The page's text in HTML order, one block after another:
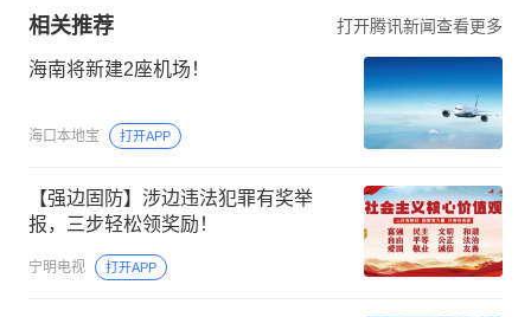
相关推荐 打开腾讯新闻查看更多
海南将新建2座机场！
海口本地宝 打开APP
【强边固防】涉边违法犯罪有奖举
报，三步轻松领奖励！
宁明电视 打开APP